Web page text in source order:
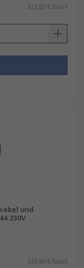
322,63 €/Stück
und
230V
329,80 €/Stück